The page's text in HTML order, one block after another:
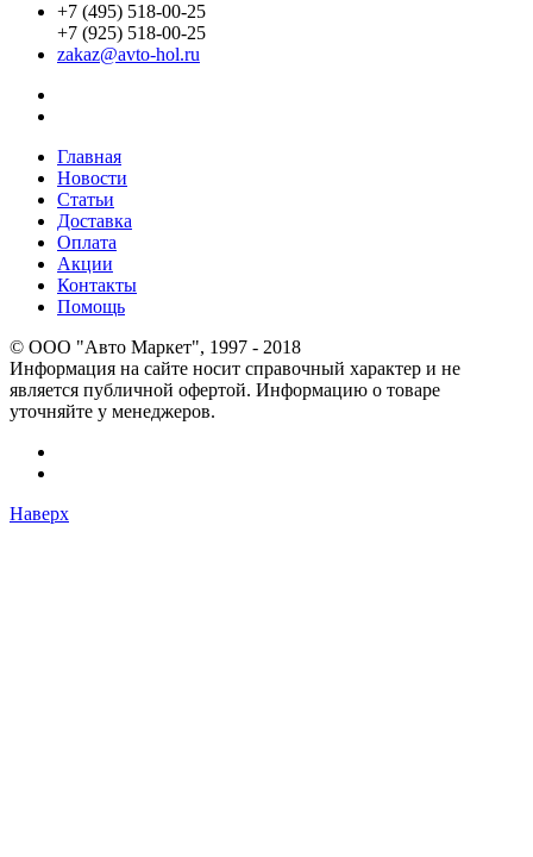
+7 (495) 518-00-25
+7 (925) 518-00-25
zakaz@avto-hol.ru
Главная
Новости
Статьи
Доставка
Оплата
Акции
Контакты
Помощь
© OOO "Авто Маркет", 1997 - 2018
Информация на сайте носит справочный характер и не
является публичной офертой. Информацию о товаре
уточняйте у менеджеров.
Наверх